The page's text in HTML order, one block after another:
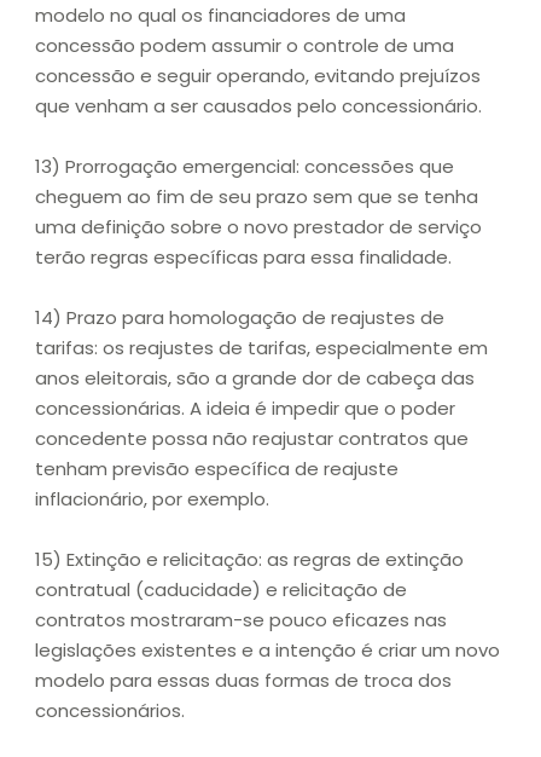
modelo no qual os financiadores de uma
concessão podem assumir o controle de uma
concessão e seguir operando, evitando prejuízos
que venham a ser causados pelo concessionário.
13) Prorrogação emergencial: concessões que
cheguem ao fim de seu prazo sem que se tenha
uma definição sobre o novo prestador de serviço
terão regras específicas para essa finalidade.
14) Prazo para homologação de reajustes de
tarifas: os reajustes de tarifas, especialmente em
anos eleitorais, são a grande dor de cabeça das
concessionárias. A ideia é impedir que o poder
concedente possa não reajustar contratos que
tenham previsão específica de reajuste
inflacionário, por exemplo.
15) Extinção e relicitação: as regras de extinção
contratual (caducidade) e relicitação de
contratos mostraram-se pouco eficazes nas
legislações existentes e a intenção é criar um novo
modelo para essas duas formas de troca dos
concessionários.